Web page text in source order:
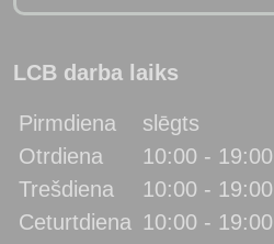
LCB darba laiks
Pirmdiena
slēgts
Otrdiena
10:00 - 19:00
Trešdiena
10:00 - 19:00
Ceturtdiena 10:00 - 19:00